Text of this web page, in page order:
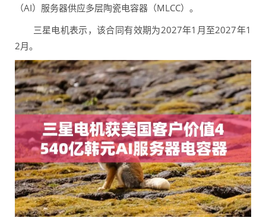
（AI）服务器供应多层陶瓷电容器（MLCC）。
三星电机表示，该合同有效期为2027年1月至2027年1
2月。